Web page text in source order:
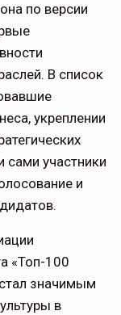
по версии
В список
укреплении
сами участники
и
«Топ-100
значимым
в